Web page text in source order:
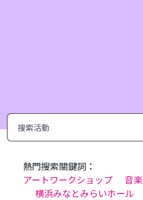
搜
索
熱門搜索關鍵詞：
アートワークショップ
音楽
横浜みなとみらいホール